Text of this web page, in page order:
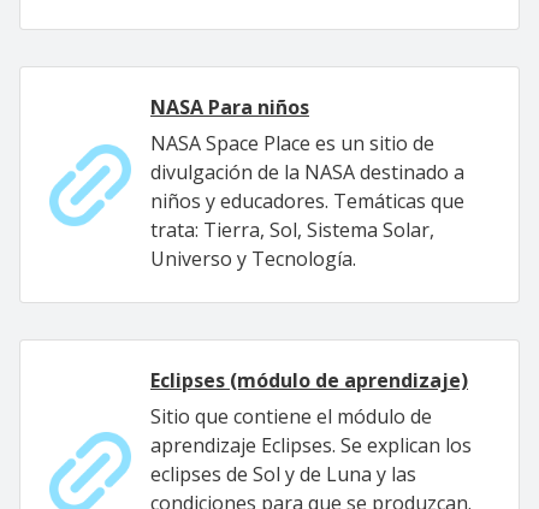
NASA Para niños
NASA Space Place es un sitio de
divulgación de la NASA destinado a
niños y educadores. Temáticas que
trata: Tierra, Sol, Sistema Solar,
Universo y Tecnología.
Eclipses (módulo de aprendizaje)
Sitio que contiene el módulo de
aprendizaje Eclipses. Se explican los
eclipses de Sol y de Luna y las
condiciones para que se produzcan.